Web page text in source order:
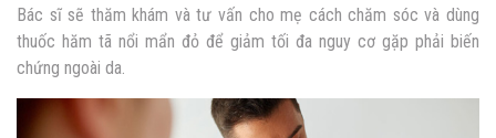
Bác sĩ sẽ thăm khám và tư vấn cho mẹ cách chăm sóc và dùng
thuốc hăm tã nổi mẩn đỏ để giảm tối đa nguy cơ gặp phải biến
chứng ngoài da.